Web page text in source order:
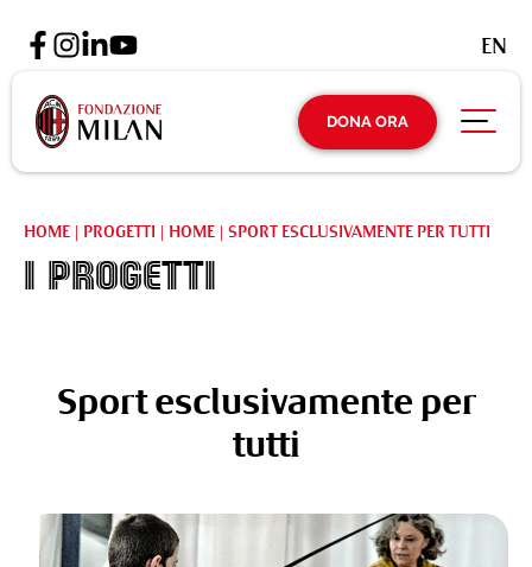
DONA ORA
EN
HOME | PROGETTI | HOME | SPORT ESCLUSIVAMENTE PER TUTTI
I Progetti
Sport esclusivamente per
tutti